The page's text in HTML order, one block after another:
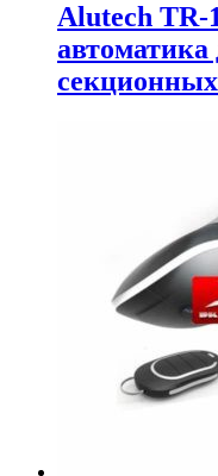
Alutech TR-